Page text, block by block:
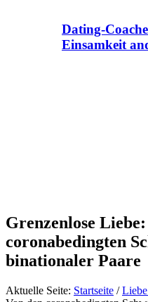
Dating-
Einsamkeit
Grenzenlose
coronabedingten
binationaler Paare
Aktuelle Seite: Startseite /